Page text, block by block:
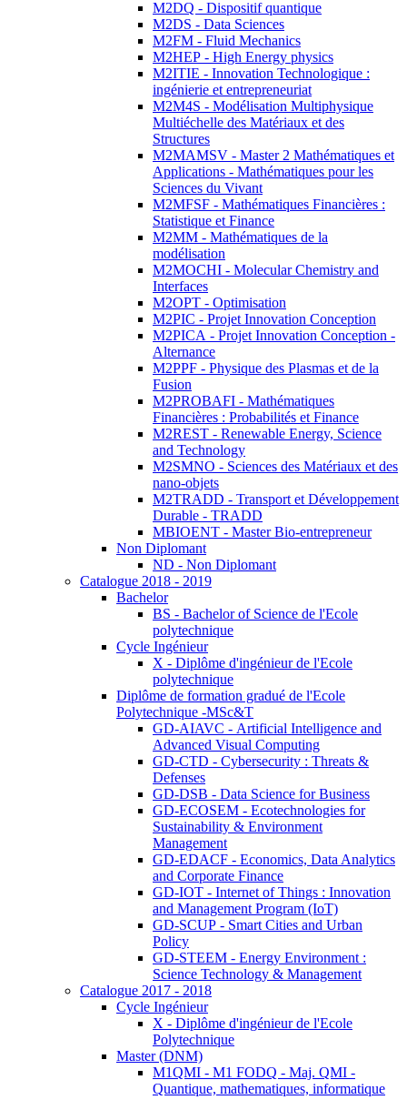
M2DQ - Dispositif quantique
M2DS - Data Sciences
M2FM - Fluid Mechanics
M2HEP - High Energy physics
M2ITIE - Innovation Technologique :
ingénierie et entrepreneuriat
M2M4S - Modélisation Multiphysique
Multiéchelle des Matériaux et des
Structures
M2MAMSV - Master 2 Mathématiques et
Applications - Mathématiques pour les
Sciences du Vivant
M2MFSF - Mathématiques Financières :
Statistique et Finance
M2MM - Mathématiques de la
modélisation
M2MOCHI - Molecular Chemistry and
Interfaces
M2OPT - Optimisation
M2PIC - Projet Innovation Conception
M2PICA - Projet Innovation Conception -
Alternance
M2PPF - Physique des Plasmas et de la
Fusion
M2PROBAFI - Mathématiques
Financières : Probabilités et Finance
M2REST - Renewable Energy, Science
and Technology
M2SMNO - Sciences des Matériaux et des
nano-objets
M2TRADD - Transport et Développement
Durable - TRADD
MBIOENT - Master Bio-entrepreneur
Non Diplomant
ND - Non Diplomant
Catalogue 2018 - 2019
Bachelor
BS - Bachelor of Science de l'Ecole
polytechnique
Cycle Ingénieur
X - Diplôme d'ingénieur de l'Ecole
polytechnique
Diplôme de formation gradué de l'Ecole
Polytechnique -MSc&T
GD-AIAVC - Artificial Intelligence and
Advanced Visual Computing
GD-CTD - Cybersecurity : Threats &
Defenses
GD-DSB - Data Science for Business
GD-ECOSEM - Ecotechnologies for
Sustainability & Environment
Management
GD-EDACF - Economics, Data Analytics
and Corporate Finance
GD-IOT - Internet of Things : Innovation
and Management Program (IoT)
GD-SCUP - Smart Cities and Urban
Policy
GD-STEEM - Energy Environment :
Science Technology & Management
Catalogue 2017 - 2018
Cycle Ingénieur
X - Diplôme d'ingénieur de l'Ecole
Polytechnique
Master (DNM)
M1QMI - M1 FODQ - Maj. QMI -
Quantique, mathematiques, informatique